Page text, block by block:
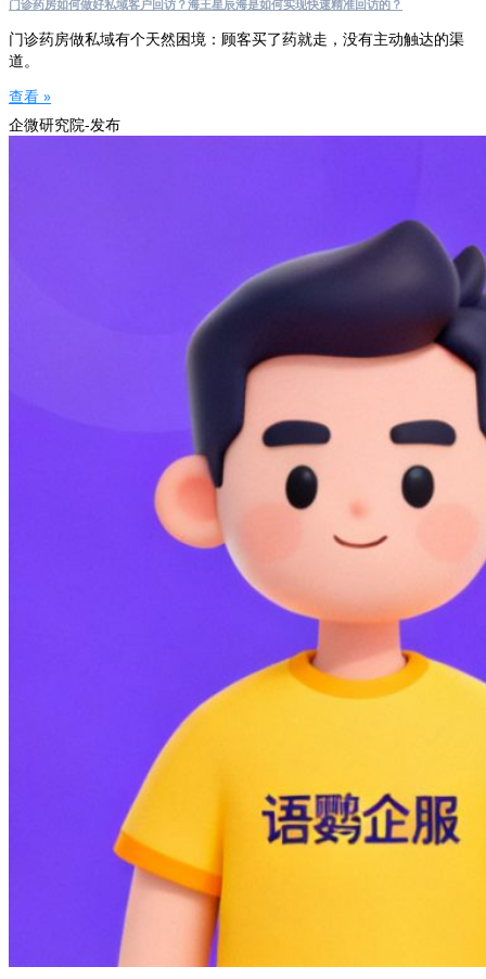
门诊药房如何做好私域客户回访？海王星辰海是如何实现快速精准回访的？
门诊药房做私域有个天然困境：顾客买了药就走，没有主动触达的渠
道。
查看 »
企微研究院-发布